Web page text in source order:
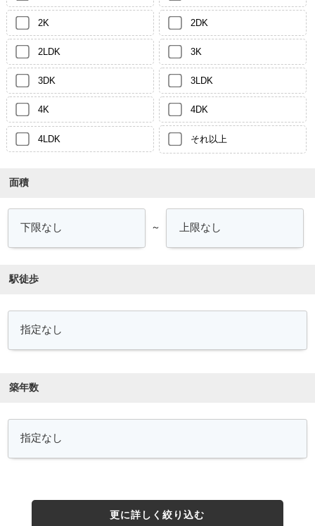
2K 2DK
2LDK 3K
3DK 3LDK
4K 4DK
4LDK それ以上
面積
～
駅徒歩
築年数
更に詳しく絞り込む